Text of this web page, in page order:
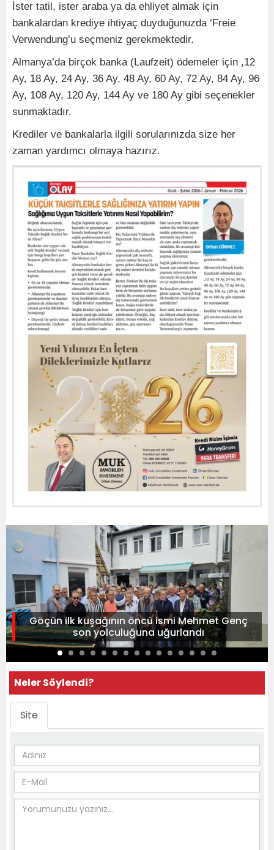
İster tatil, ister araba ya da ehliyet almak için
bankalardan krediye ihtiyaç duyduğunuzda ‘Freie
Verwendung’u seçmeniz gerekmektedir.
Almanya’da birçok banka (Laufzeit) ödemeler için ,12
Ay, 18 Ay, 24 Ay, 36 Ay, 48 Ay, 60 Ay, 72 Ay, 84 Ay, 96
Ay, 108 Ay, 120 Ay, 144 Ay ve 180 Ay gibi seçenekler
sunmaktadır.
Krediler ve bankalarla ilgili sorularınızda size her
zaman yardımcı olmaya hazırız.
Göçün ilk kuşağının öncü ismi Mehmet Genç
son yolculuğuna uğurlandı
Neler Söylendi?
Site